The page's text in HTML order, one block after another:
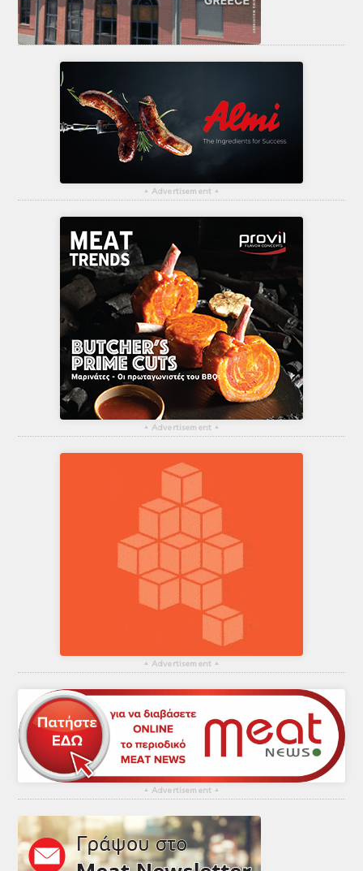
▴ Advertisement ▴
▴ Advertisement ▴
▴ Advertisement ▴
▴ Advertisement ▴